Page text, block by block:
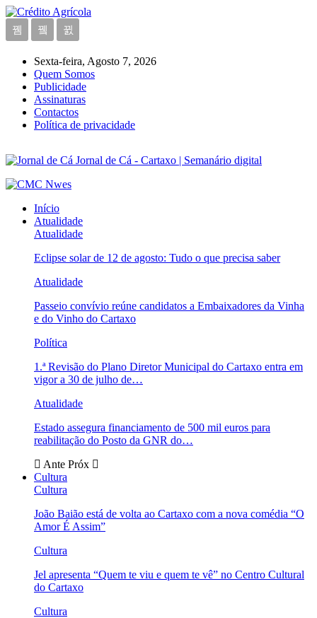
Sexta-feira, Agosto 7, 2026
Quem Somos
Publicidade
Assinaturas
Contactos
Política de privacidade
Jornal de Cá - Cartaxo | Semanário digital
Início
Atualidade
Atualidade
Eclipse solar de 12 de agosto: Tudo o que precisa saber
Atualidade
Passeio convívio reúne candidatos a Embaixadores da Vinha
e do Vinho do Cartaxo
Política
1.ª Revisão do Plano Diretor Municipal do Cartaxo entra em
vigor a 30 de julho de…
Atualidade
Estado assegura financiamento de 500 mil euros para
reabilitação do Posto da GNR do…
Ante Próx
Cultura
Cultura
João Baião está de volta ao Cartaxo com a nova comédia “O
Amor É Assim”
Cultura
Jel apresenta “Quem te viu e quem te vê” no Centro Cultural
do Cartaxo
Cultura